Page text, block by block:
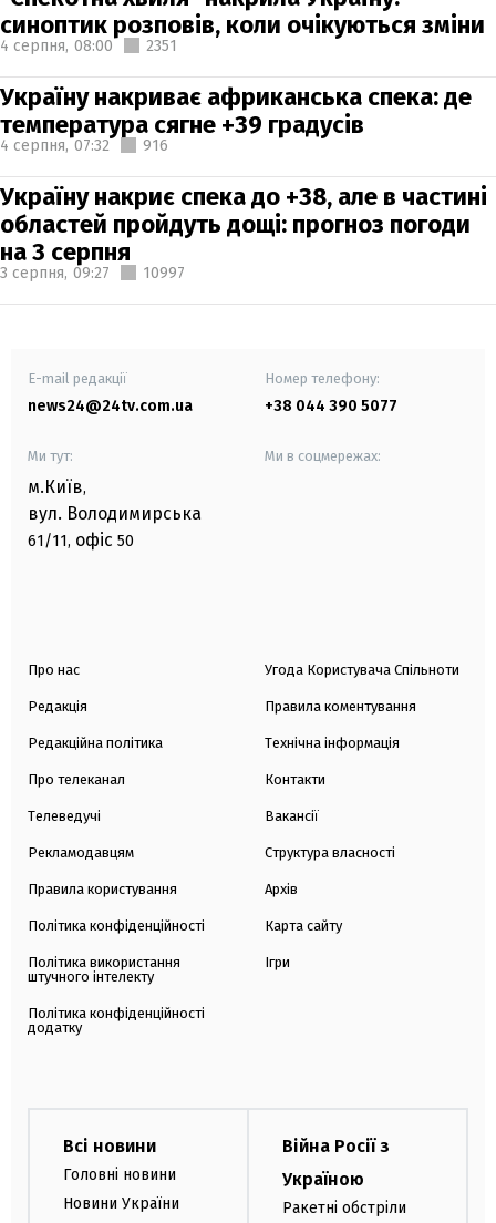
синоптик розповів, коли очікуються зміни
4 серпня, 08:00 2351
Україну накриває африканська спека: де
температура сягне +39 градусів
4 серпня, 07:32 916
Україну накриє спека до +38, але в частині
областей пройдуть дощі: прогноз погоди
на 3 серпня
3 серпня, 09:27 10997
E-mail редакції
news24@24tv.com.ua
Номер телефону:
+38 044 390 5077
Ми тут:
м.Київ,
вул. Володимирська
61/11, офіс 50
Ми в соцмережах:
Про нас
Редакція
Редакційна політика
Про телеканал
Телеведучі
Рекламодавцям
Правила користування
Політика конфіденційності
Політика використання
штучного інтелекту
Політика конфіденційності
додатку
Угода Користувача Спільноти
Правила коментування
Технічна інформація
Контакти
Вакансії
Структура власності
Архів
Карта сайту
Ігри
Всі новини
Головні новини
Новини України
Війна Росії з
Україною
Ракетні обстріли